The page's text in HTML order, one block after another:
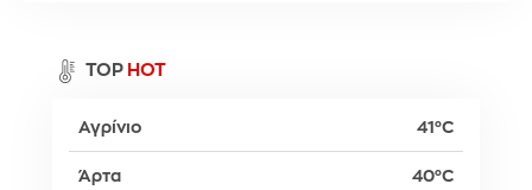
TOP HOT
Αγρίνιο 41°C
Άρτα 40°C